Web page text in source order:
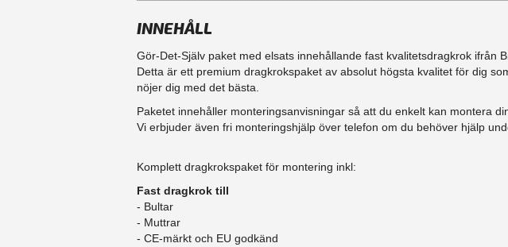
INNEHÅLL
Gör-Det-Själv paket med elsats innehållande fast kvalitetsdragkrok ifrån
Detta är ett premium dragkrokspaket av absolut högsta kvalitet för dig
nöjer dig med det bästa.
Paketet innehåller monteringsanvisningar så att du enkelt kan montera
Vi erbjuder även fri monteringshjälp över telefon om du behöver hjälp
Komplett dragkrokspaket för montering inkl:
Fast dragkrok till
- Bultar
- Muttrar
- CE-märkt och EU godkänd